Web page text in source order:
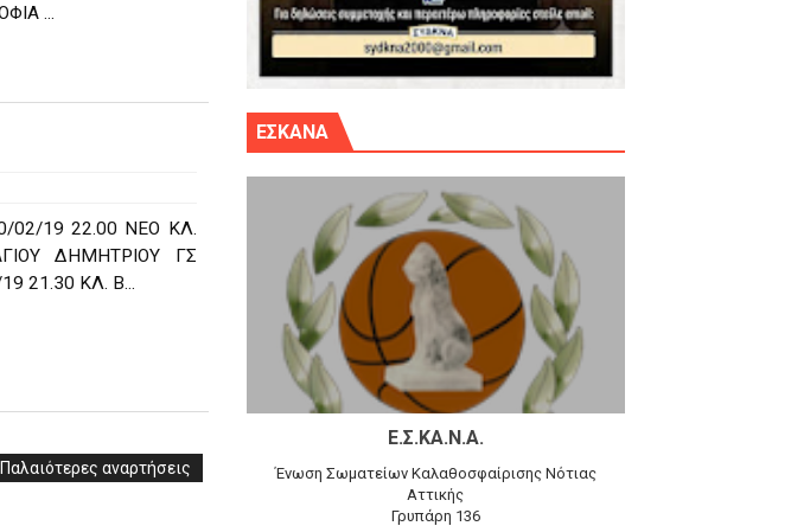
ΤΟΥ 1987
Προοδευτική στο νέο κλ. Αγίου Δημητρίου την Κυριακή 14.6.26
με Αρετσού (το video του αγώνα)
σειρά στα ίσια (1-1) νίκησε τον Προφήτη Ηλία 78-74 στα Καμίνια
Δραπετσώνα
...
02/19 22.00 ΝΕΟ ΚΛ.
ΔΗΜΗΤΡΙΟΥ ΓΣ
21.30 ΚΛ. Β...
Παλαιότερες αναρτήσεις
ΕΣΚΑΝΑ
Ε.Σ.ΚΑ.Ν.Α.
Ένωση Σωματείων Καλαθοσφαίρισης Νότιας
Αττικής
Γρυπάρη 136